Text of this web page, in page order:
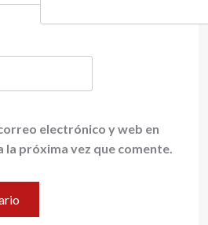
electrónico y web en
la próxima vez que comente.